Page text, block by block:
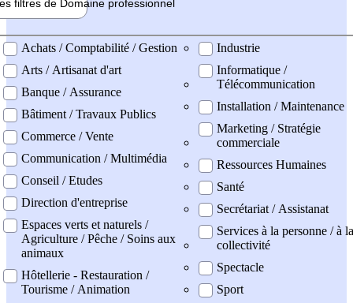
filtres de Domaine professionnel
professionel
Achats / Comptabilité / Gestion
Arts / Artisanat d'art
Banque / Assurance
Bâtiment / Travaux Publics
Commerce / Vente
Communication / Multimédia
Conseil / Etudes
Direction d'entreprise
Espaces verts et naturels /
Agriculture / Pêche / Soins aux
animaux
Hôtellerie - Restauration /
Tourisme / Animation
Industrie
Informatique /
Télécommunication
Installation / Maintenance
Marketing / Stratégie
commerciale
Ressources Humaines
Santé
Secrétariat / Assistanat
Services à la personne / à la
collectivité
Spectacle
Sport